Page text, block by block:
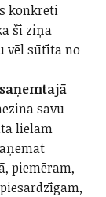
konkrēti
šī ziņa
vēl sūtīta no
savu
lielam
piemēram,